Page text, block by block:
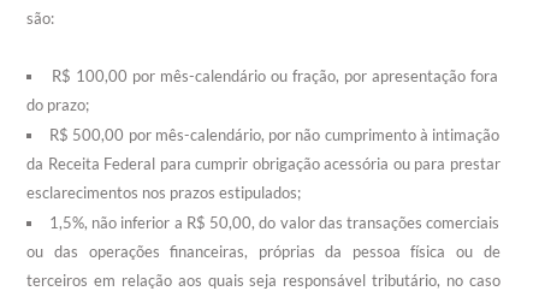
são:
R$ 100,00 por mês-calendário ou fração, por apresentação fora
do prazo;
R$ 500,00 por mês-calendário, por não cumprimento à intimação
da Receita Federal para cumprir obrigação acessória ou para prestar
esclarecimentos nos prazos estipulados;
1,5%, não inferior a R$ 50,00, do valor das transações comerciais
ou das operações financeiras, próprias da pessoa física ou de
terceiros em relação aos quais seja responsável tributário, no caso